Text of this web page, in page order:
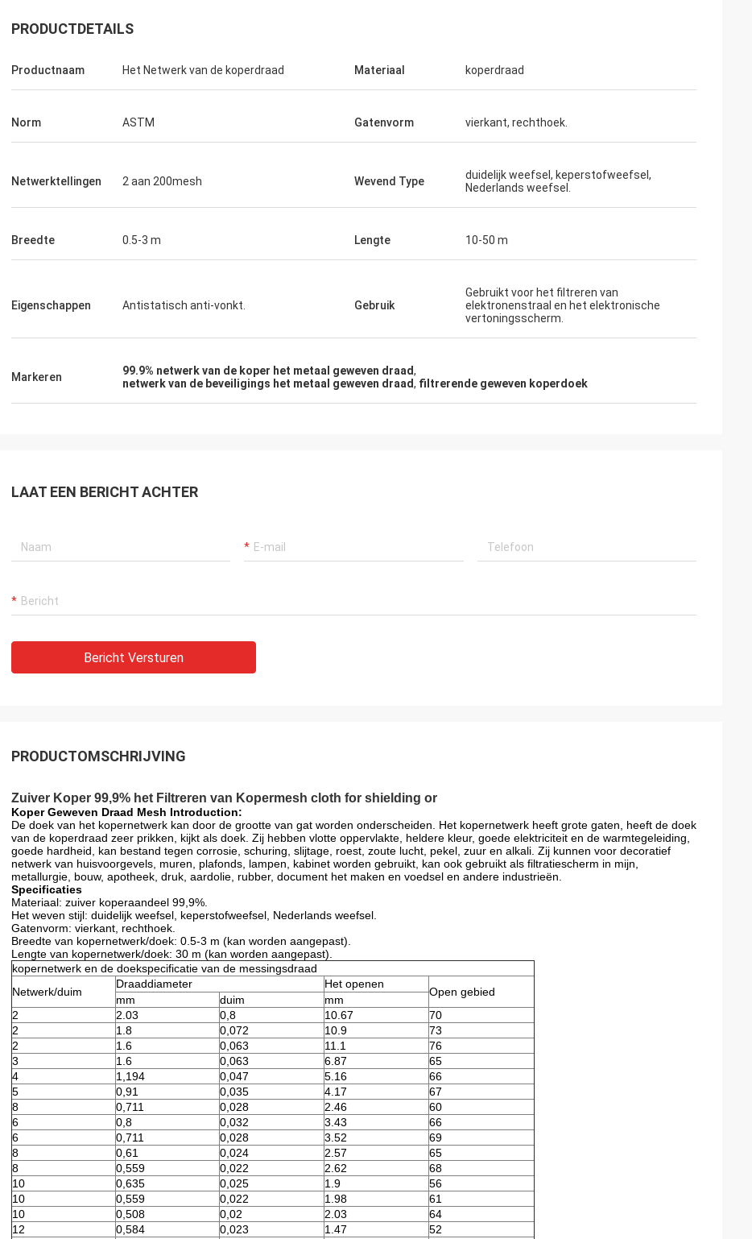
uitstekende klantenservice.
PRODUCTDETAILS
Productnaam Het Netwerk van de koperdraad Materiaal koperdraad
Norm ASTM Gatenvorm vierkant, rechthoek.
Netwerktellingen 2 aan 200mesh Wevend Type
duidelijk weefsel, keperstofweefsel,
Nederlands weefsel.
Breedte 0.5-3 m Lengte 10-50 m
Eigenschappen Antistatisch anti-vonkt. Gebruik
Gebruikt voor het filtreren van
elektronenstraal en het elektronische
vertoningsscherm.
Markeren 99.9% netwerk van de koper het metaal geweven draad,
netwerk van de beveiligings het metaal geweven draad, filtrerende geweven koperdoek
LAAT EEN BERICHT ACHTER
Bericht Versturen
PRODUCTOMSCHRIJVING
Zuiver Koper 99,9% het Filtreren van Kopermesh cloth for shielding or
Koper Geweven Draad Mesh Introduction:
De doek van het kopernetwerk kan door de grootte van gat worden onderscheiden. Het kopernetwerk heeft grote gaten, heeft de doek
van de koperdraad zeer prikken, kijkt als doek. Zij hebben vlotte oppervlakte, heldere kleur, goede elektriciteit en de warmtegeleiding,
goede hardheid, kan bestand tegen corrosie, schuring, slijtage, roest, zoute lucht, pekel, zuur en alkali. Zij kunnen voor decoratief
netwerk van huisvoorgevels, muren, plafonds, lampen, kabinet worden gebruikt, kan ook gebruikt als filtratiescherm in mijn,
metallurgie, bouw, apotheek, druk, aardolie, rubber, document het maken en voedsel en andere industrieën.
Specificaties
Materiaal: zuiver koperaandeel 99,9%.
Het weven stijl: duidelijk weefsel, keperstofweefsel, Nederlands weefsel.
Gatenvorm: vierkant, rechthoek.
Breedte van kopernetwerk/doek: 0.5-3 m (kan worden aangepast).
Lengte van kopernetwerk/doek: 30 m (kan worden aangepast).
kopernetwerk en de doekspecificatie van de messingsdraad
Netwerk/duim
Draaddiameter Het openen
Open gebied
mm duim
mm
2
2.03 0,8 10.67
70
2
1.8 0,072 10.9
73
2
1.6 0,063 11.1
76
3
1.6 0,063 6.87
65
4
1,194 0,047 5.16
66
5
0,91 0,035 4.17
67
8
0,711 0,028 2.46
60
6
0,8 0,032 3.43
66
6
0,711 0,028 3.52
69
8
0,61 0,024 2.57
65
8
0,559 0,022 2.62
68
10
0,635 0,025 1.9
56
10
0,559 0,022 1.98
61
10
0,508 0,02 2.03
64
12
0,584 0,023 1.47
52